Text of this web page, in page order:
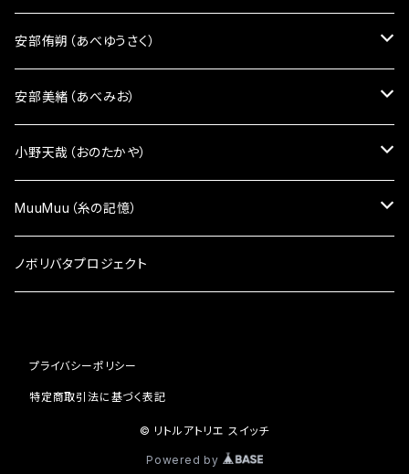
顔ポーチ
アクセサリー
ピアス
イヤリング
雑貨小物
ざんしちゃんブローチ
ピンバッチ
安部侑朔（あべゆうさく）
雑貨小物
かばん
ポーチ
マスク・マスクケース
顔シリーズ
安部美緒（あべみお）
雑貨小物
かばん
マスク・マスクケース
ペンケース
小野天哉（おのたかや）
雑貨小物
MuuMuu（糸の記憶）
雑貨小物
ノボリバタプロジェクト
プライバシーポリシー
特定商取引法に基づく表記
© リトルアトリエ スイッチ
Powered by